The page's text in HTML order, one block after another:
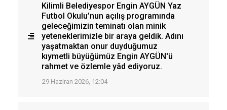
Kilimli Belediyespor Engin AYGÜN Yaz
Futbol Okulu’nun açılış programında
geleceğimizin teminatı olan minik
yeteneklerimizle bir araya geldik. Adını
yaşatmaktan onur duyduğumuz
kıymetli büyüğümüz Engin AYGÜN'ü
rahmet ve özlemle yâd ediyoruz.
29 Haziran 2026, 12:04